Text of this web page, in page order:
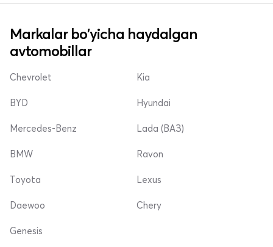
Markalar bo'yicha haydalgan
avtomobillar
Chevrolet
BYD
Mercedes-Benz
Kia
Hyundai
Lada (ВАЗ)
BMW
Toyota
Daewoo
Ravon
Lexus
Chery
Genesis